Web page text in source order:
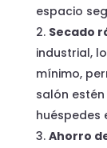
espacio
Secado
industrial,
mínimo,
salón
huéspedes
Ahorro